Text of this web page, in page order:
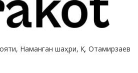
Наманган шаҳри, Қ. Отамирзаев